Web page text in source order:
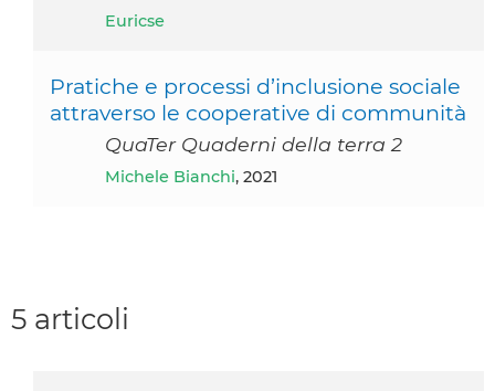
Euricse
Pratiche e processi d’inclusione sociale
attraverso le cooperative di communità
QuaTer Quaderni della terra 2
Michele Bianchi, 2021
5 articoli